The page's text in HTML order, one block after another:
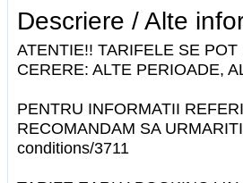
Descriere / Alte
ATENTIE!! TARIFELE SE
CERERE: ALTE PERIOADE,
PENTRU INFORMATII
RECOMANDAM SA
conditions/3711